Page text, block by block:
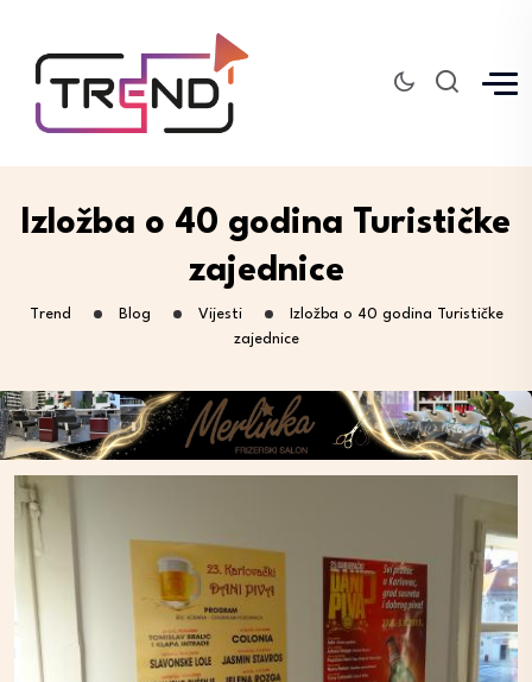
Izložba o 40 godina Turističke
zajednice
Trend Blog Vijesti
Izložba o 40 godina Turističke
zajednice